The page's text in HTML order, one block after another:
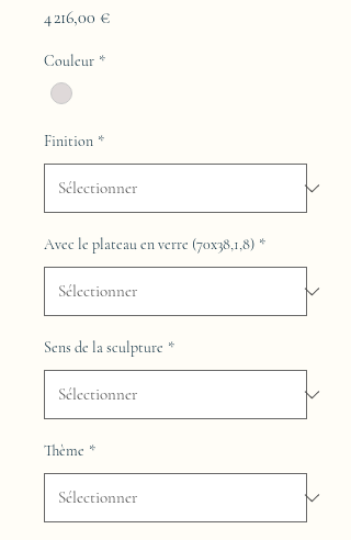
4 216,00 €Prix
Couleur *
Finition *
Avec le plateau en verre (70x38,1,8) *
Sens de la sculpture *
Thème *